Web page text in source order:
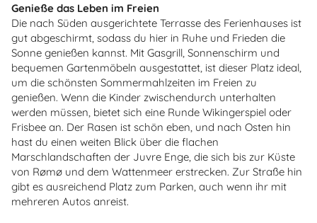
Genieße das Leben im Freien
Die nach Süden ausgerichtete Terrasse des Ferienhauses ist
gut abgeschirmt, sodass du hier in Ruhe und Frieden die
Sonne genießen kannst. Mit Gasgrill, Sonnenschirm und
bequemen Gartenmöbeln ausgestattet, ist dieser Platz ideal,
um die schönsten Sommermahlzeiten im Freien zu
genießen. Wenn die Kinder zwischendurch unterhalten
werden müssen, bietet sich eine Runde Wikingerspiel oder
Frisbee an. Der Rasen ist schön eben, und nach Osten hin
hast du einen weiten Blick über die flachen
Marschlandschaften der Juvre Enge, die sich bis zur Küste
von Rømø und dem Wattenmeer erstrecken. Zur Straße hin
gibt es ausreichend Platz zum Parken, auch wenn ihr mit
mehreren Autos anreist.